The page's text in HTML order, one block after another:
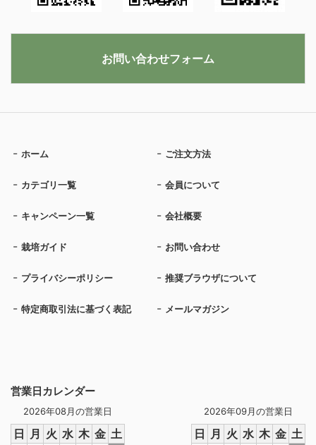
営業日カレンダー
2026年08月の営業日
日 月 火 水 木 金 土
2026年09月の営業日
日 月 火 水 木 金 土
ホーム ご注文方法
カテゴリ一覧 会員について
キャンペーン一覧 会社概要
栽培ガイド お問い合わせ
プライバシーポリシー 推奨ブラウザについて
特定商取引法に基づく表記 メールマガジン
お問い合わせフォーム